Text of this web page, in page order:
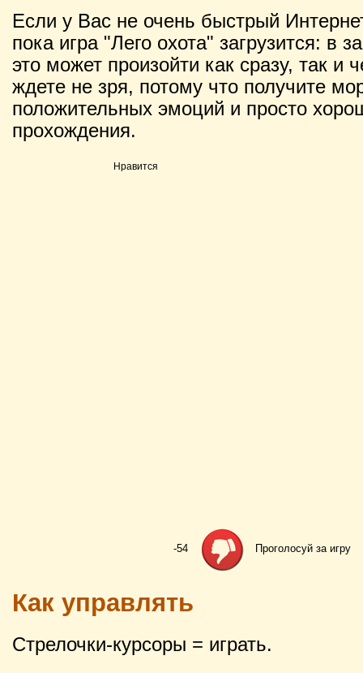
Если у Вас не очень быстрый
пока игра "Лего охота" загрузится: в
это может произойти как сразу, так и
ждете не зря, потому что получите
положительных эмоций и просто
прохождения.
Нравится
-54 Проголосуй за игру
Как управлять
Стрелочки-курсоры = играть.